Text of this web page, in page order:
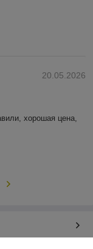
20.05.2026
хорошая цена,